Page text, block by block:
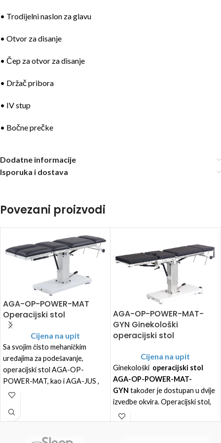
• Trodijelni naslon za glavu
• Otvor za disanje
• Čep za otvor za disanje
• Držač pribora
• IV stup
• Bočne prečke
Dodatne informacije
Isporuka i dostava
Povezani proizvodi
AGA-OP-POWER-MAT
Operacijski stol
Cijena na upit
Sa svojim čisto mehaničkim
uređajima za podešavanje,
operacijski stol AGA-OP-
POWER-MAT, kao i AGA-JUS ,
može raditi neovisno o izvoru
pomoću hidraulike koja ne
nožnom pumpom.
AGA-OP-POWER-MAT-
GYN Ginekološki
operacijski stol
Cijena na upit
Ginekološki operacijski stol
AGA-OP-POWER-MAT-
GYN također je dostupan u dvije
izvedbe okvira. Operacijski stol,
art. br.: MP-1050/5YGYN, ima